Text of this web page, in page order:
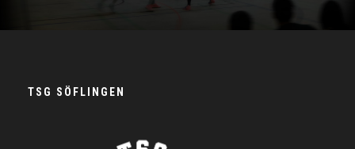
TSG SÖFLINGEN